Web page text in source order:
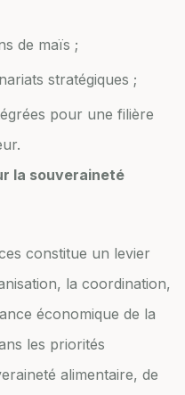
de maïs ;
stratégiques ;
pour une filière
la souveraineté
constitue un levier
la coordination,
économique de la
les priorités
alimentaire, de